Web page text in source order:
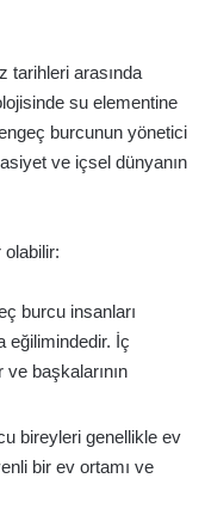
tarihleri arasında
su elementine
burcunun yönetici
ve içsel dünyanın
burcu insanları
eğilimindedir. İç
başkalarının
bireyleri genellikle ev
bir ev ortamı ve